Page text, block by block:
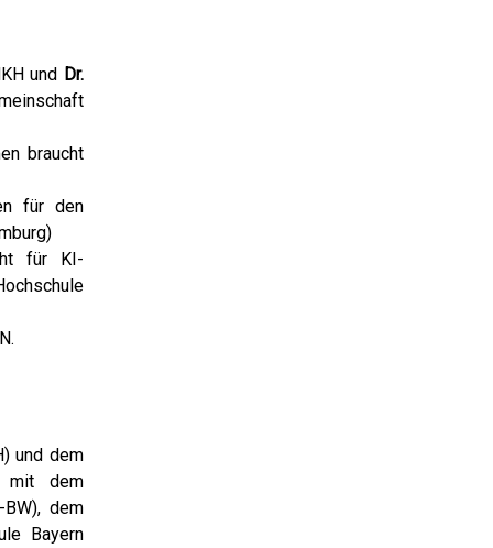
und Dr.
braucht
für den
für KI-
und dem
mit dem
dem
Bayern